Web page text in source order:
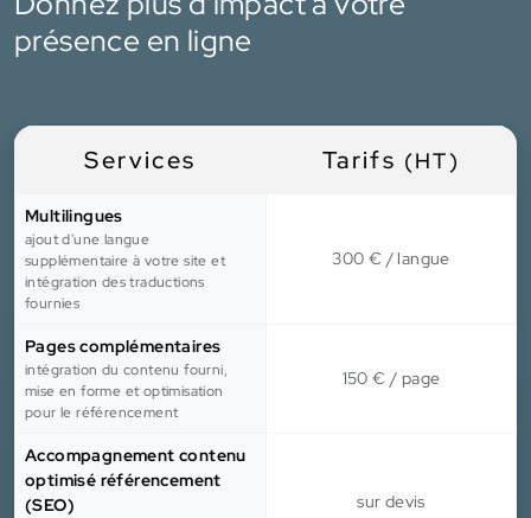
présence en ligne
Services Tarifs (HT)
Multilingues
ajout d'une langue
supplémentaire à votre site et
intégration des traductions
fournies
300 € / langue
Pages complémentaires
intégration du contenu fourni,
mise en forme et optimisation
pour le référencement
150 € / page
Accompagnement contenu
optimisé référencement
(SEO)
sur devis